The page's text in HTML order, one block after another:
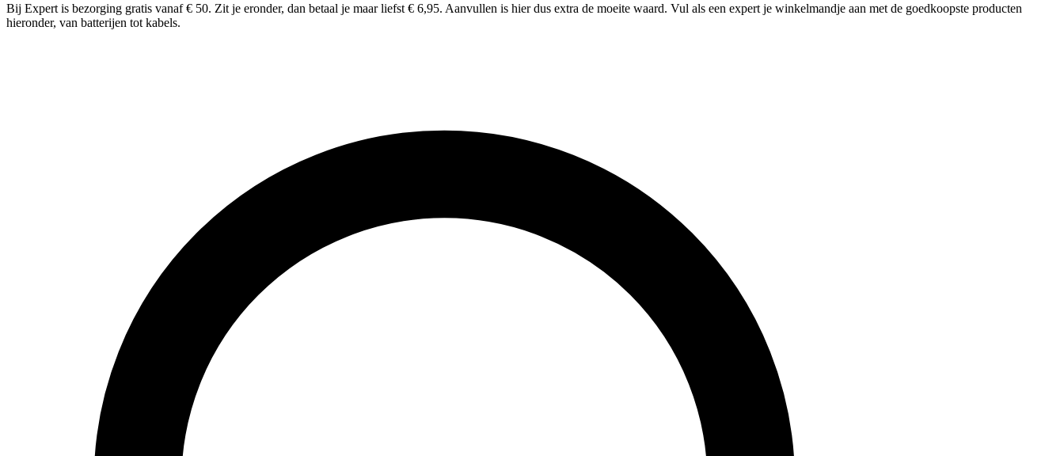
Bij Expert is bezorging gratis vanaf € 50. Zit je eronder, dan betaal je maar liefst € 6,95. Aanvullen is hier dus extra de moeite waard. Vul als een expert je winkelmandje aan met de goedkoopste producten
hieronder, van batterijen tot kabels.